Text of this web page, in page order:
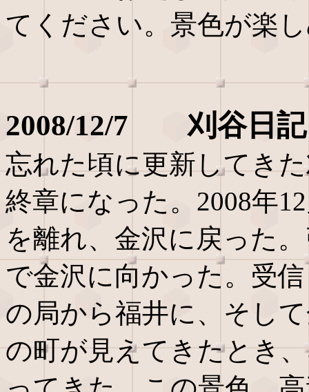
てください。景色が楽
2008/12/7 刈谷日記
忘れた頃に更新してき
終章になった。2008年
を離れ、金沢に戻った
で金沢に向かった。受
の局から福井に、そし
の町が見えてきたとき